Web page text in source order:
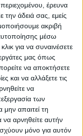
έρευνα
την άδειά σας, εμείς
ακριβή
μέσω
για να συναινέσετε
μας όπως
να αποκτήσετε
και να αλλάξετε τις
να
των
απαιτεί τη
αρνηθείτε αυτήν
μόνο για αυτόν
102 ετών,
η
στο
από 20 ημέρες
νικήτρια